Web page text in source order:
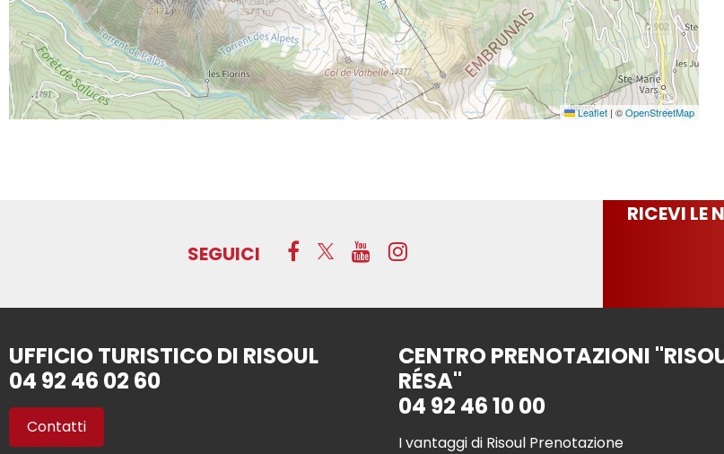
Leaflet | ©OpenStreetMap
SEGUICI
RICEVI LE
UFFICIO TURISTICO DI RISOUL
04 92 46 02 60
Contatti
CENTRO PRENOTAZIONI
RÉSA"
04 92 46 10 00
I vantaggi di Risoul Prenotazione